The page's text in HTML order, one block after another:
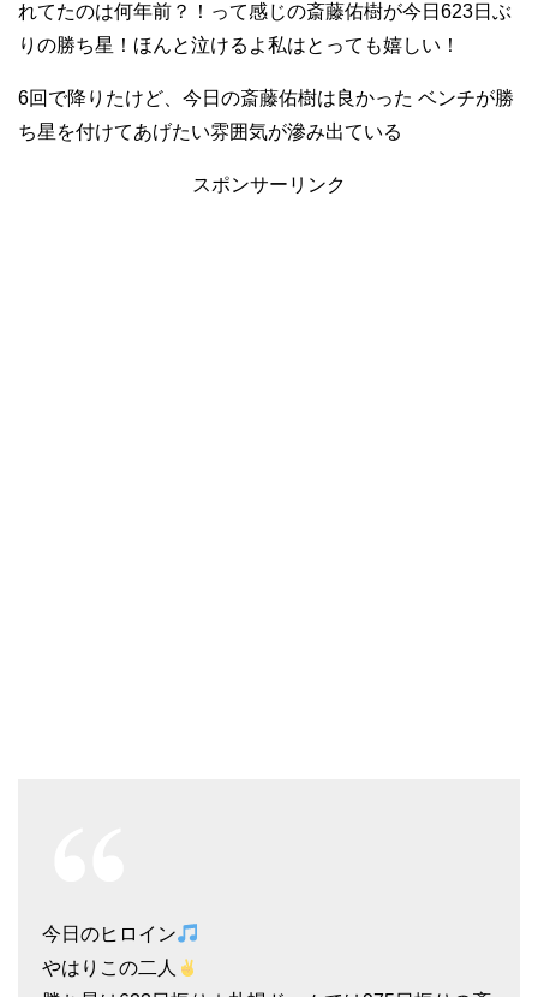
れてたのは何年前？！って感じの斎藤佑樹が今日623日ぶ
りの勝ち星！ほんと泣けるよ私はとっても嬉しい！
6回で降りたけど、今日の斎藤佑樹は良かった ベンチが勝
ち星を付けてあげたい雰囲気が滲み出ている
スポンサーリンク
今日のヒロイン
やはりこの二人